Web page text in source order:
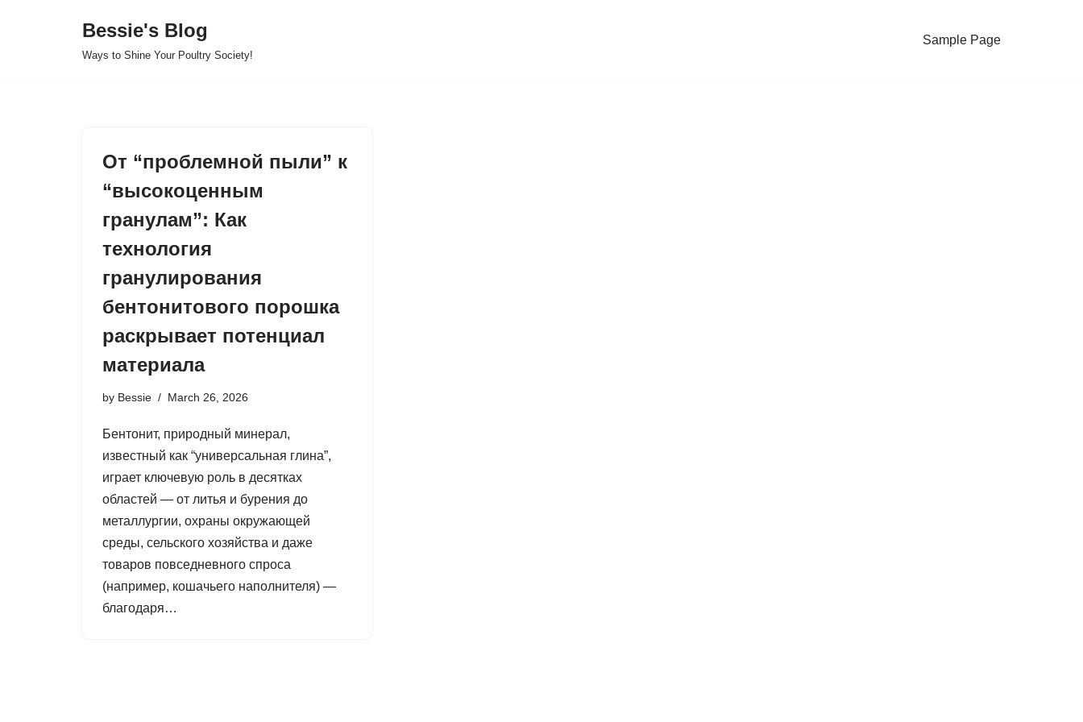
Bessie's Blog
Ways to Shine Your Poultry Society!
Sample Page
От “проблемной пыли” к
“высокоценным
гранулам”: Как
технология
гранулирования
бентонитового порошка
раскрывает потенциал
материала
by Bessie March 26, 2026
Бентонит, природный минерал,
известный как “универсальная глина”,
играет ключевую роль в десятках
областей — от литья и бурения до
металлургии, охраны окружающей
среды, сельского хозяйства и даже
товаров повседневного спроса
(например, кошачьего наполнителя) —
благодаря…